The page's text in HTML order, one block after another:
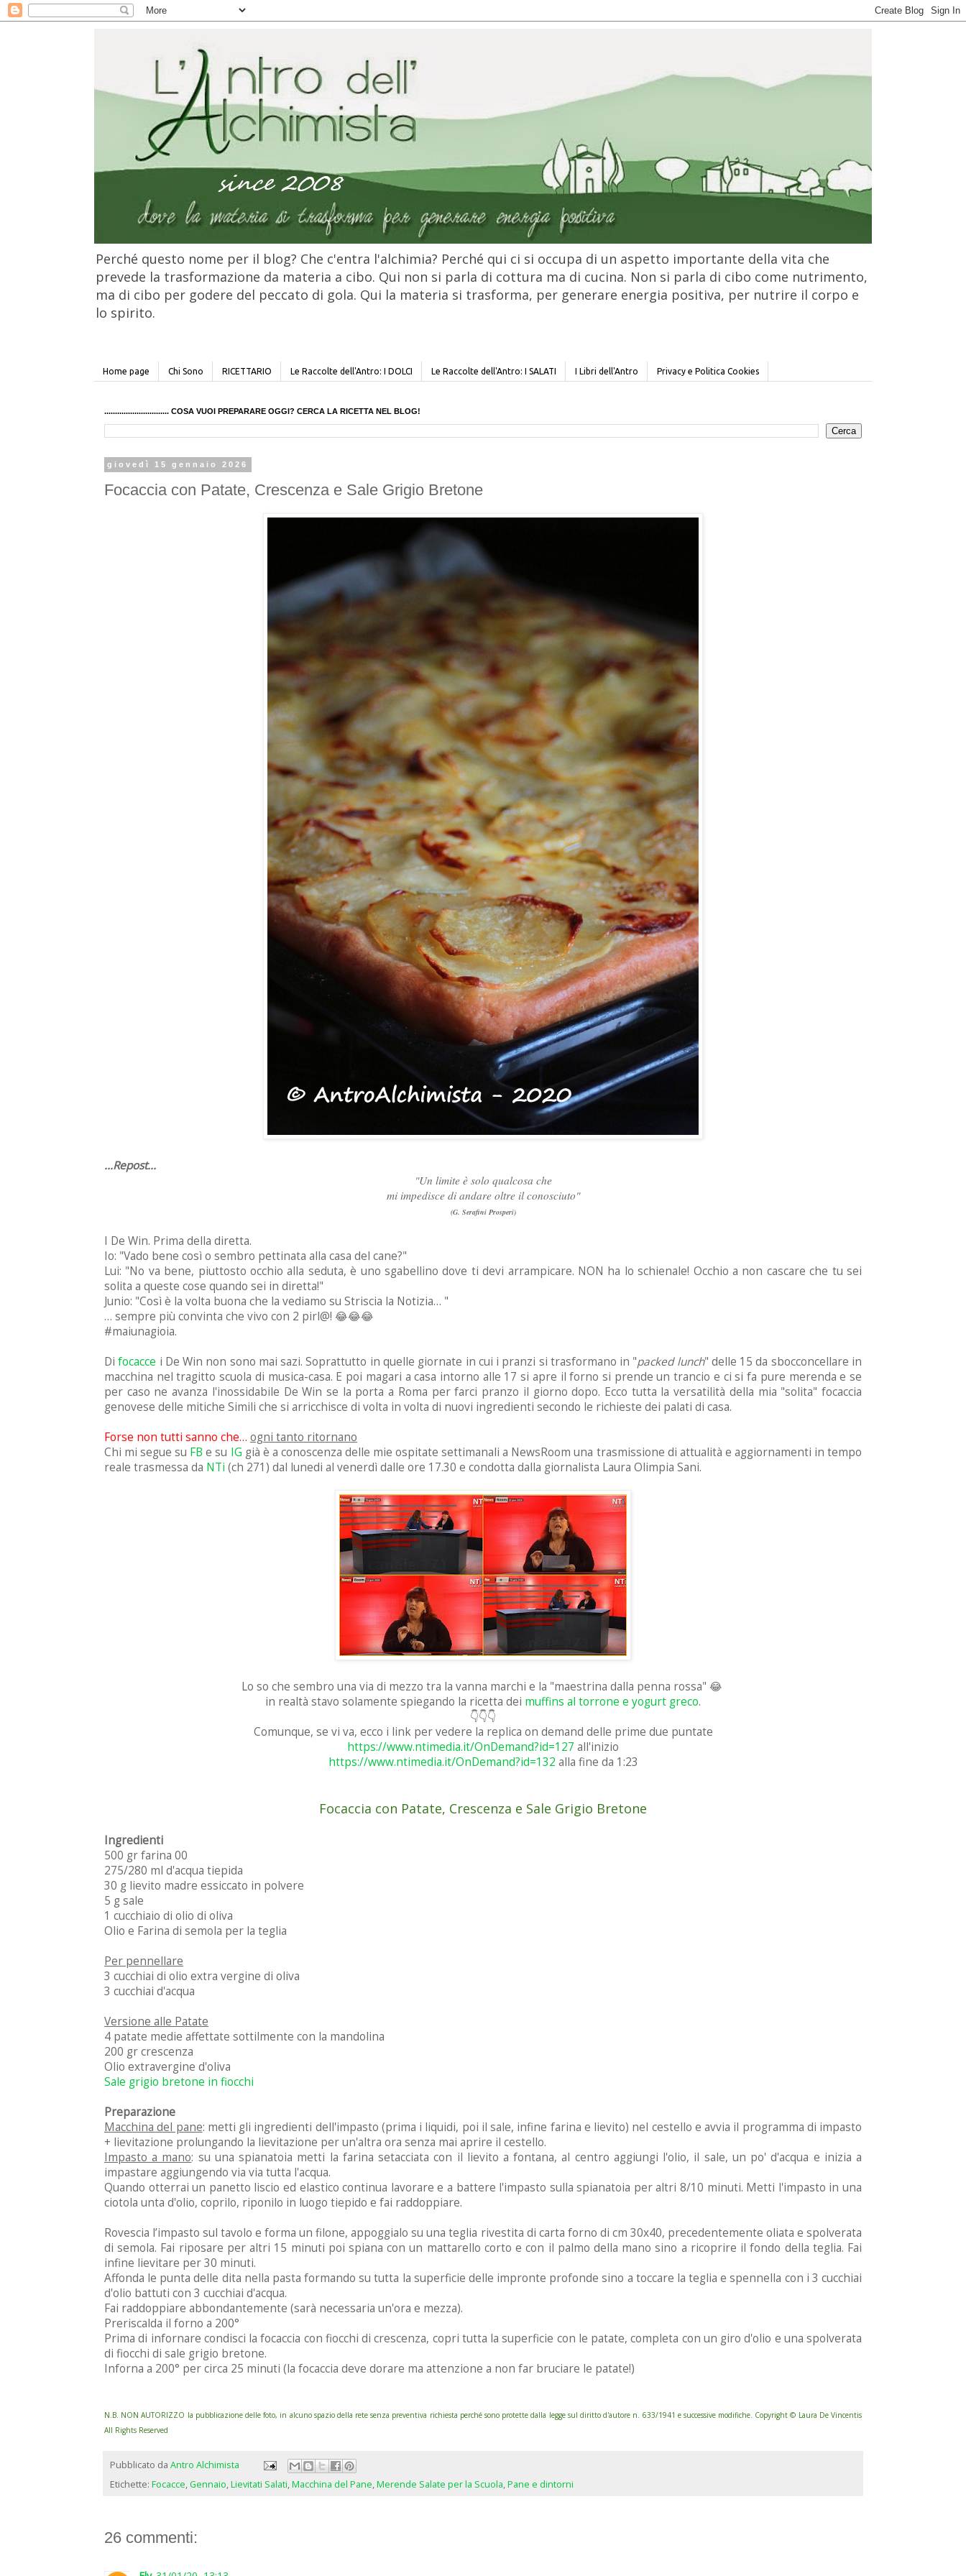
Perché questo nome per il blog? Che c'entra l'alchimia? Perché qui ci si occupa di un aspetto importante della vita che
prevede la trasformazione da materia a cibo. Qui non si parla di cottura ma di cucina. Non si parla di cibo come nutrimento,
ma di cibo per godere del peccato di gola. Qui la materia si trasforma, per generare energia positiva, per nutrire il corpo e
lo spirito.
Home page Chi Sono RICETTARIO Le Raccolte dell'Antro: I DOLCI Le Raccolte dell'Antro: I SALATI I Libri dell'Antro Privacy e Politica Cookies
.............................. COSA VUOI PREPARARE OGGI? CERCA LA RICETTA NEL BLOG!
giovedì 15 gennaio 2026
Focaccia con Patate, Crescenza e Sale Grigio Bretone
...Repost...
"Un limite è solo qualcosa che
mi impedisce di andare oltre il conosciuto"
(G. Serafini Prosperi)
I De Win. Prima della diretta.
Io: "Vado bene così o sembro pettinata alla casa del cane?"
Lui: "No va bene, piuttosto occhio alla seduta, è uno sgabellino dove ti devi arrampicare. NON ha lo schienale! Occhio a non cascare che tu sei
solita a queste cose quando sei in diretta!"
Junio: "Così è la volta buona che la vediamo su Striscia la Notizia… "
… sempre più convinta che vivo con 2 pirl@! 😂😂😂
#maiunagioia.
Difocacce i De Win non sono mai sazi. Soprattutto in quelle giornate in cui i pranzi si trasformano in "packed lunch" delle 15 da sbocconcellare in
macchina nel tragitto scuola di musica-casa. E poi magari a casa intorno alle 17 si apre il forno si prende un trancio e ci si fa pure merenda e se
per caso ne avanza l'inossidabile De Win se la porta a Roma per farci pranzo il giorno dopo. Ecco tutta la versatilità della mia "solita" focaccia
genovese delle mitiche Simili che si arricchisce di volta in volta di nuovi ingredienti secondo le richieste dei palati di casa.
Forse non tutti sanno che… ogni tanto ritornano
Chi mi segue su FB e su IG già è a conoscenza delle mie ospitate settimanali a NewsRoom una trasmissione di attualità e aggiornamenti in tempo
reale trasmessa da NTi (ch 271) dal lunedi al venerdì dalle ore 17.30 e condotta dalla giornalista Laura Olimpia Sani.
Lo so che sembro una via di mezzo tra la vanna marchi e la "maestrina dalla penna rossa" 😂
in realtà stavo solamente spiegando la ricetta dei muffins al torrone e yogurt greco.
👇👇👇
Comunque, se vi va, ecco i link per vedere la replica on demand delle prime due puntate
https://www.ntimedia.it/OnDemand?id=127 all'inizio
https://www.ntimedia.it/OnDemand?id=132 alla fine da 1:23
Focaccia con Patate, Crescenza e Sale Grigio Bretone
Ingredienti
500 gr farina 00
275/280 ml d'acqua tiepida
30 g lievito madre essiccato in polvere
5 g sale
1 cucchiaio di olio di oliva
Olio e Farina di semola per la teglia
Per pennellare
3 cucchiai di olio extra vergine di oliva
3 cucchiai d'acqua
Versione alle Patate
4 patate medie affettate sottilmente con la mandolina
200 gr crescenza
Olio extravergine d'oliva
Sale grigio bretone in fiocchi
Preparazione
Macchina del pane: metti gli ingredienti dell'impasto (prima i liquidi, poi il sale, infine farina e lievito) nel cestello e avvia il programma di impasto
+ lievitazione prolungando la lievitazione per un'altra ora senza mai aprire il cestello.
Impasto a mano: su una spianatoia metti la farina setacciata con il lievito a fontana, al centro aggiungi l'olio, il sale, un po' d'acqua e inizia a
impastare aggiungendo via via tutta l'acqua.
Quando otterrai un panetto liscio ed elastico continua lavorare e a battere l'impasto sulla spianatoia per altri 8/10 minuti. Metti l'impasto in una
ciotola unta d'olio, coprilo, riponilo in luogo tiepido e fai raddoppiare.
Rovescia l’impasto sul tavolo e forma un filone, appoggialo su una teglia rivestita di carta forno di cm 30x40, precedentemente oliata e spolverata
di semola. Fai riposare per altri 15 minuti poi spiana con un mattarello corto e con il palmo della mano sino a ricoprire il fondo della teglia. Fai
infine lievitare per 30 minuti.
Affonda le punta delle dita nella pasta formando su tutta la superficie delle impronte profonde sino a toccare la teglia e spennella con i 3 cucchiai
d'olio battuti con 3 cucchiai d'acqua.
Fai raddoppiare abbondantemente (sarà necessaria un'ora e mezza).
Preriscalda il forno a 200°
Prima di infornare condisci la focaccia con fiocchi di crescenza, copri tutta la superficie con le patate, completa con un giro d'olio e una spolverata
di fiocchi di sale grigio bretone.
Inforna a 200° per circa 25 minuti (la focaccia deve dorare ma attenzione a non far bruciare le patate!)
N.B. NON AUTORIZZO la pubblicazione delle foto, in alcuno spazio della rete senza preventiva richiesta perché sono protette dalla legge sul diritto d'autore n. 633/1941 e successive modifiche. Copyright © Laura De Vincentis
All Rights Reserved
Pubblicato da Antro Alchimista
Etichette: Focacce,Gennaio,Lievitati Salati,Macchina del Pane,Merende Salate per la Scuola,Pane e dintorni
26 commenti: